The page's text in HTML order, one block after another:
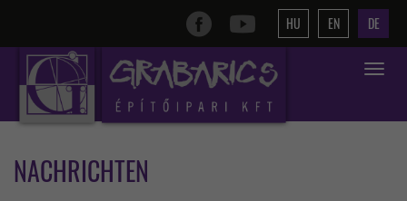
HU EN DE
Toggle
NACHRICHTEN